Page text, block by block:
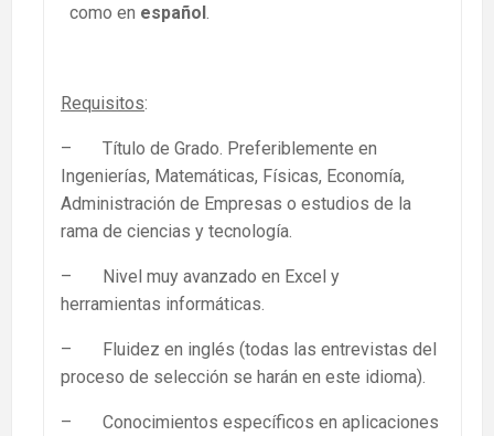
como en español.
Requisitos:
– Título de Grado. Preferiblemente en
Ingenierías, Matemáticas, Físicas, Economía,
Administración de Empresas o estudios de la
rama de ciencias y tecnología.
– Nivel muy avanzado en Excel y
herramientas informáticas.
– Fluidez en inglés (todas las entrevistas del
proceso de selección se harán en este idioma).
– Conocimientos específicos en aplicaciones